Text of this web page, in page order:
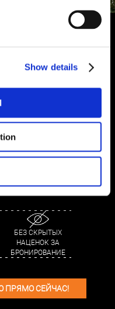
Show details
стильный отель, где
деловой поездки, так и
незабываемых городов
в этом
СКИДКУ10%
и бесплатно.
через наш
БЕЗ СКРЫТЫХ
НАЦЕНОК ЗА
БРОНИРОВАНИЕ
ПРЯМО СЕЙЧАС!